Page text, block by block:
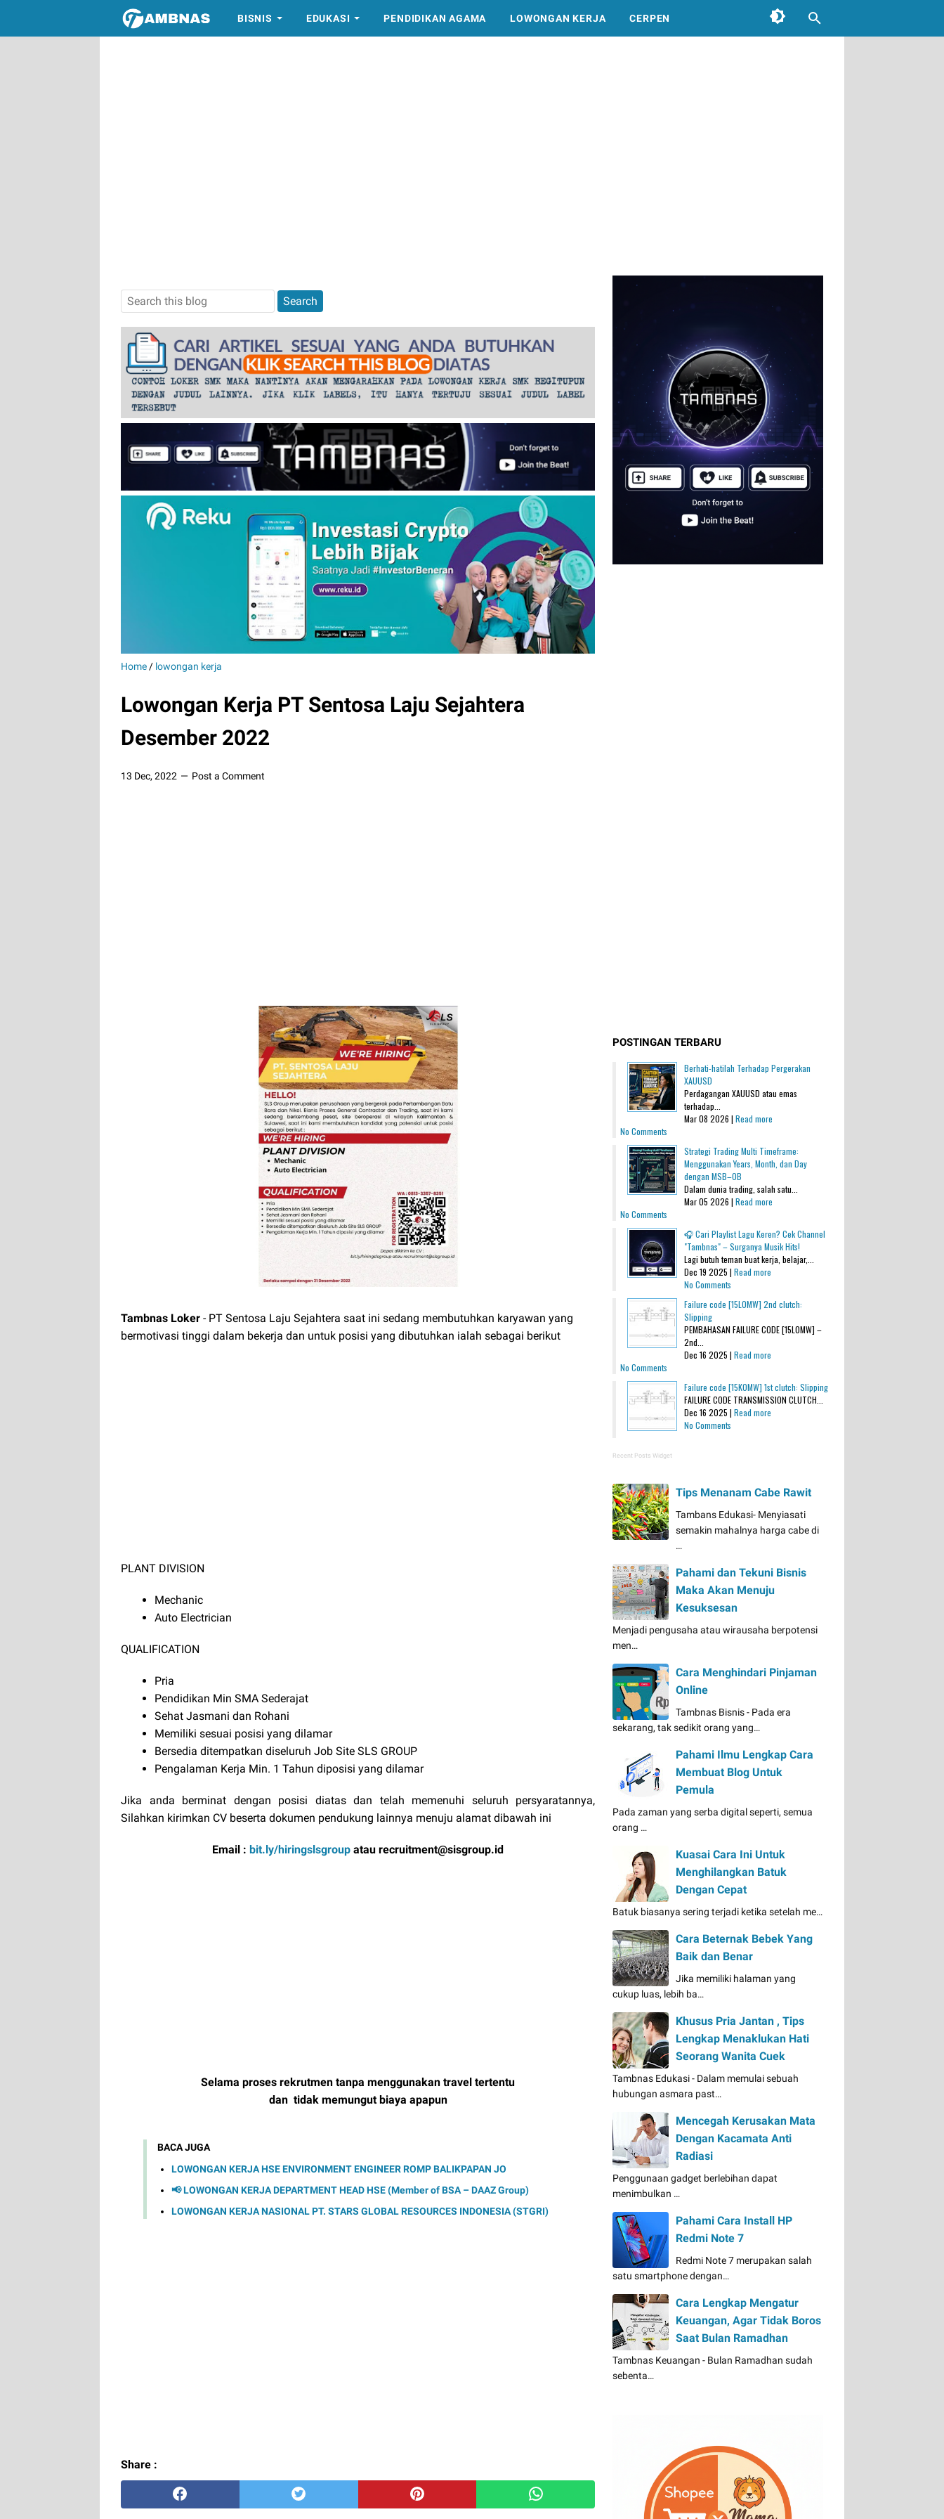
BISNIS EDUKASI PENDIDIKAN AGAMA LOWONGAN KERJA CERPEN
Home / lowongan kerja
Lowongan Kerja PT Sentosa Laju Sejahtera
Desember 2022
13 Dec, 2022 Post a Comment
Tambnas Loker - PT Sentosa Laju Sejahtera saat ini sedang membutuhkan karyawan yang
bermotivasi tinggi dalam bekerja dan untuk posisi yang dibutuhkan ialah sebagai berikut
PLANT DIVISION
Mechanic
Auto Electrician
QUALIFICATION
Pria
Pendidikan Min SMA Sederajat
Sehat Jasmani dan Rohani
Memiliki sesuai posisi yang dilamar
Bersedia ditempatkan diseluruh Job Site SLS GROUP
Pengalaman Kerja Min. 1 Tahun diposisi yang dilamar
Jika anda berminat dengan posisi diatas dan telah memenuhi seluruh persyaratannya,
Silahkan kirimkan CV beserta dokumen pendukung lainnya menuju alamat dibawah ini
Email : bit.ly/hiringslsgroup atau recruitment@sisgroup.id
Selama proses rekrutmen tanpa menggunakan travel tertentu
dan tidak memungut biaya apapun
BACA JUGA
LOWONGAN KERJA HSE ENVIRONMENT ENGINEER ROMP BALIKPAPAN JO
📢 LOWONGAN KERJA DEPARTMENT HEAD HSE (Member of BSA – DAAZ Group)
LOWONGAN KERJA NASIONAL PT. STARS GLOBAL RESOURCES INDONESIA (STGRI)
Share :
POSTINGAN TERBARU
Berhati-hatilah Terhadap Pergerakan
XAUUSD
Perdagangan XAUUSD atau emas
terhadap...
Mar 08 2026 | Read more
No Comments
Strategi Trading Multi Timeframe:
Menggunakan Years, Month, dan Day
dengan MSB–OB
Dalam dunia trading, salah satu...
Mar 05 2026 | Read more
No Comments
🎧 Cari Playlist Lagu Keren? Cek Channel
"Tambnas" – Surganya Musik Hits!
Lagi butuh teman buat kerja, belajar,...
Dec 19 2025 | Read more
No Comments
Failure code [15L0MW] 2nd clutch:
Slipping
PEMBAHASAN FAILURE CODE [15L0MW] –
2nd...
Dec 16 2025 | Read more
No Comments
Failure code [15K0MW] 1st clutch: Slipping
FAILURE CODE TRANSMISSION CLUTCH...
Dec 16 2025 | Read more
No Comments
Recent Posts Widget
Tips Menanam Cabe Rawit
Tambans Edukasi- Menyiasati
semakin mahalnya harga cabe di
…
Pahami dan Tekuni Bisnis
Maka Akan Menuju
Kesuksesan
Menjadi pengusaha atau wirausaha berpotensi
men…
Cara Menghindari Pinjaman
Online
Tambnas Bisnis - Pada era
sekarang, tak sedikit orang yang…
Pahami Ilmu Lengkap Cara
Membuat Blog Untuk
Pemula
Pada zaman yang serba digital seperti, semua
orang …
Kuasai Cara Ini Untuk
Menghilangkan Batuk
Dengan Cepat
Batuk biasanya sering terjadi ketika setelah me…
Cara Beternak Bebek Yang
Baik dan Benar
Jika memiliki halaman yang
cukup luas, lebih ba…
Khusus Pria Jantan , Tips
Lengkap Menaklukan Hati
Seorang Wanita Cuek
Tambnas Edukasi - Dalam memulai sebuah
hubungan asmara past…
Mencegah Kerusakan Mata
Dengan Kacamata Anti
Radiasi
Penggunaan gadget berlebihan dapat
menimbulkan …
Pahami Cara Install HP
Redmi Note 7
Redmi Note 7 merupakan salah
satu smartphone dengan…
Cara Lengkap Mengatur
Keuangan, Agar Tidak Boros
Saat Bulan Ramadhan
Tambnas Keuangan - Bulan Ramadhan sudah
sebenta…